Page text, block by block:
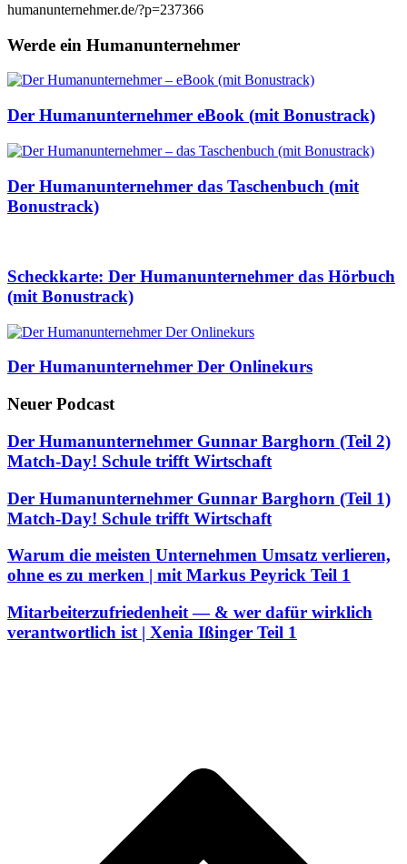
humanunternehmer.de/?p=237366
Werde ein Humanunternehmer
Der Humanunternehmer eBook (mit Bonustrack)
Der Humanunternehmer das Taschenbuch (mit
Bonustrack)
Scheckkarte: Der Humanunternehmer das Hörbuch
(mit Bonustrack)
Der Humanunternehmer Der Onlinekurs
Neuer Podcast
Der Humanunternehmer Gunnar Barghorn (Teil 2)
Match-Day! Schule trifft Wirtschaft
Der Humanunternehmer Gunnar Barghorn (Teil 1)
Match-Day! Schule trifft Wirtschaft
Warum die meisten Unternehmen Umsatz verlieren,
ohne es zu merken | mit Markus Peyrick Teil 1
Mitarbeiterzufriedenheit — & wer dafür wirklich
verantwortlich ist | Xenia Ißinger Teil 1